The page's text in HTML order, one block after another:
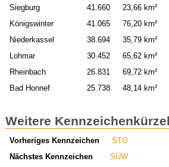
Siegburg
41.660
23,66 km²
Königswinter
41.065
76,20 km²
Niederkassel
38.694
35,79 km²
Lohmar
30.452
65,62 km²
Rheinbach
26.831
69,72 km²
Bad Honnef
25.738 48,14 km²
Weitere Kennzeichenkürzel
Vorheriges Kennzeichen
STO
Nächstes Kennzeichen
SÜW